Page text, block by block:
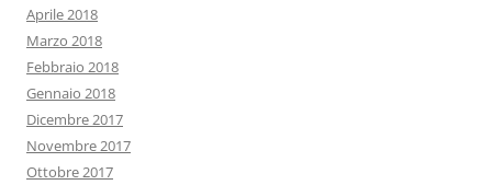
Aprile 2018
Marzo 2018
Febbraio 2018
Gennaio 2018
Dicembre 2017
Novembre 2017
Ottobre 2017